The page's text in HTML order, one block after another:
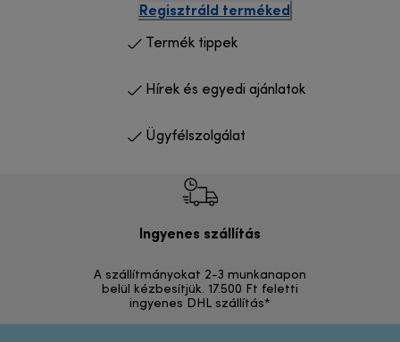
Regisztráld terméked
Termék tippek
Hírek és egyedi ajánlatok
Ügyfélszolgálat
Ingyenes szállítás
A szállítmányokat 2-3 munkanapon
belül kézbesítjük. 17.500 Ft feletti
ingyenes DHL szállítás*